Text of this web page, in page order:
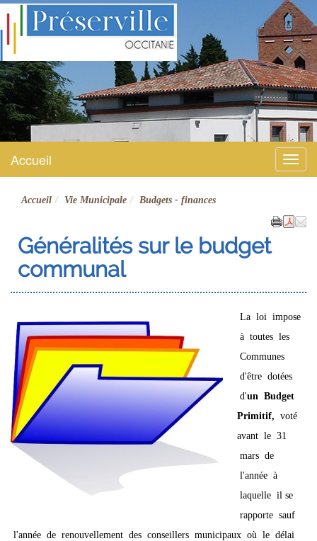
Préserville
Site officiel
Menu
Accueil
Accueil Vie Municipale Budgets - finances
Généralités sur le budget
communal
La loi impose
à toutes les
Communes
d'être dotées
d'un Budget
Primitif, voté
avant le 31
mars de
l'année à
laquelle il se
rapporte sauf
l'année de renouvellement des conseillers municipaux où le délai